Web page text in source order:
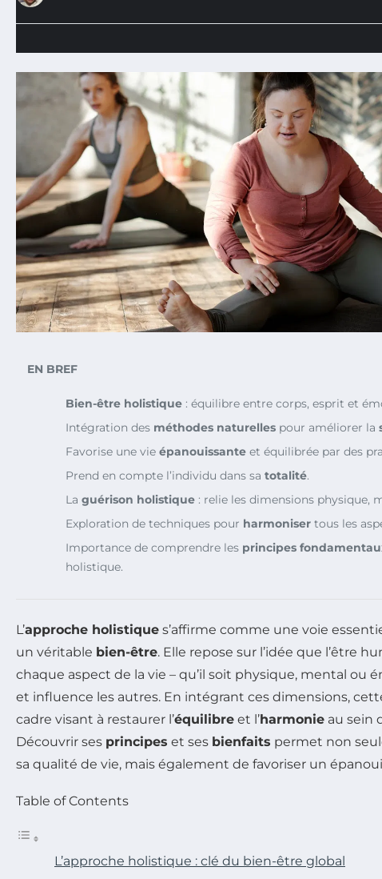
EN BREF
Bien-être holistique : équilibre entre corps, esprit et
Intégration des méthodes naturelles pour améliorer la
Favorise une vie épanouissante et équilibrée par des
Prend en compte l’individu dans sa totalité.
La guérison holistique : relie les dimensions physique,
Exploration de techniques pour harmoniser tous les
Importance de comprendre les principes
holistique.
L’approche holistique s’affirme comme une voie
un véritable bien-être. Elle repose sur l’idée que l’être
chaque aspect de la vie – qu’il soit physique, mental ou
et influence les autres. En intégrant ces dimensions,
cadre visant à restaurer l’équilibre et l’harmonie au sein
Découvrir ses principes et ses bienfaits permet non
sa qualité de vie, mais également de favoriser un
Table of Contents
L’approche holistique : clé du bien-être global